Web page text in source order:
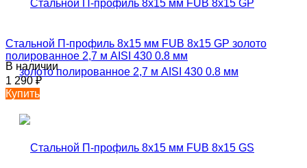
Стальной П-профиль 8х15 мм FUB 8х15 GP золото
полированное 2,7 м AISI 430 0.8 мм
В наличии
1 290₽
Купить